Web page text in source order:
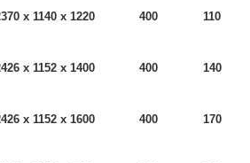
x 1140 x 1220 400 110
x 1152 x 1400 400 140
x 1152 x 1600 400 170